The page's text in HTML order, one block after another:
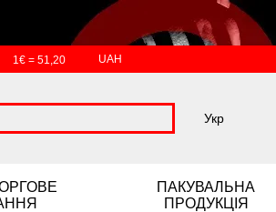
1€ = 51,20 UAH
Укр
ПАКУВАЛЬНА
ПРОДУКЦІЯ